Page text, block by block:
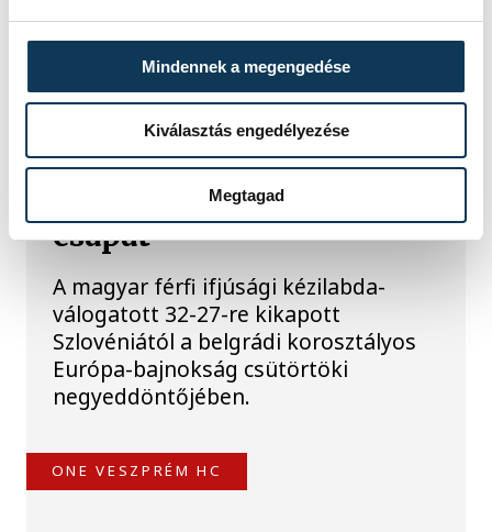
Mindennek a megengedése
Kiválasztás engedélyezése
Megtagad
TOVÁBBI CIKKEK
Férfi kézilabda ifjúsági
Eb: nem jutott
elődöntőbe a magyar
csapat
A magyar férfi ifjúsági kézilabda-
válogatott 32-27-re kikapott
Szlovéniától a belgrádi korosztályos
Európa-bajnokság csütörtöki
negyeddöntőjében.
ONE VESZPRÉM HC